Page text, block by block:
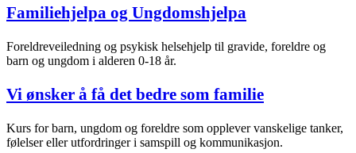
Familiehjelpa og Ungdomshjelpa
Foreldreveiledning og psykisk helsehjelp til gravide, foreldre og
barn og ungdom i alderen 0-18 år.
Vi ønsker å få det bedre som familie
Kurs for barn, ungdom og foreldre som opplever vanskelige tanker,
følelser eller utfordringer i samspill og kommunikasjon.